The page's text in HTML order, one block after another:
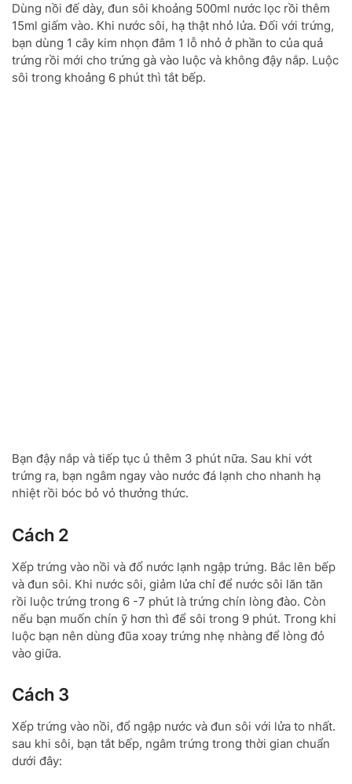
Dùng nồi đế dày, đun sôi khoảng 500ml nước lọc rồi thêm
15ml giấm vào. Khi nước sôi, hạ thật nhỏ lửa. Đối với trứng,
bạn dùng 1 cây kim nhọn đâm 1 lỗ nhỏ ở phần to của quả
trứng rồi mới cho trứng gà vào luộc và không đậy nắp. Luộc
sôi trong khoảng 6 phút thì tắt bếp.
Bạn đậy nắp và tiếp tục ủ thêm 3 phút nữa. Sau khi vớt
trứng ra, bạn ngâm ngay vào nước đá lạnh cho nhanh hạ
nhiệt rồi bóc bỏ vỏ thưởng thức.
Cách 2
Xếp trứng vào nồi và đổ nước lạnh ngập trứng. Bắc lên bếp
và đun sôi. Khi nước sôi, giảm lửa chỉ để nước sôi lăn tăn
rồi luộc trứng trong 6 -7 phút là trứng chín lòng đào. Còn
nếu bạn muốn chín ỹ hơn thì để sôi trong 9 phút. Trong khi
luộc bạn nên dùng đũa xoay trứng nhẹ nhàng để lòng đỏ
vào giữa.
Cách 3
Xếp trứng vào nồi, đổ ngập nước và đun sôi với lửa to nhất.
sau khi sôi, bạn tắt bếp, ngâm trứng trong thời gian chuẩn
dưới đây: